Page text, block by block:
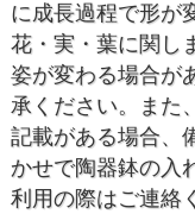
に成長過程で形が
花・実・葉に関し
姿が変わる場合が
承ください。また
記載がある場合、
かせで陶器鉢の入
利用の際はご連絡